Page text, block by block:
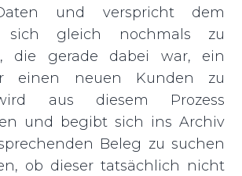
und verspricht dem
sich gleich nochmals zu
die gerade dabei war, ein
einen neuen Kunden zu
aus diesem Prozess
und begibt sich ins Archiv
Beleg zu suchen
ob dieser tatsächlich nicht